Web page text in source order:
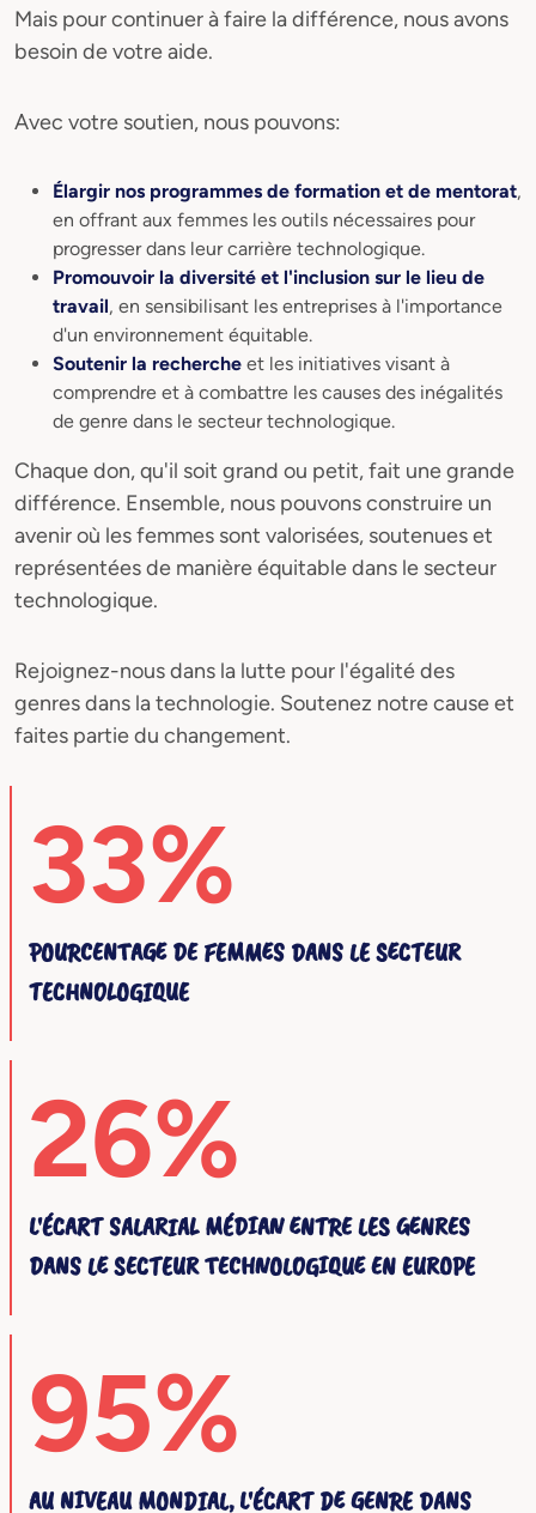
Mais pour continuer à faire la différence, nous avons
besoin de votre aide.
Avec votre soutien, nous pouvons:
Élargir nos programmes de formation et de mentorat,
en offrant aux femmes les outils nécessaires pour
progresser dans leur carrière technologique.
Promouvoir la diversité et l'inclusion sur le lieu de
travail, en sensibilisant les entreprises à l'importance
d'un environnement équitable.
Soutenir la recherche et les initiatives visant à
comprendre et à combattre les causes des inégalités
de genre dans le secteur technologique.
Chaque don, qu'il soit grand ou petit, fait une grande
différence. Ensemble, nous pouvons construire un
avenir où les femmes sont valorisées, soutenues et
représentées de manière équitable dans le secteur
technologique.
Rejoignez-nous dans la lutte pour l'égalité des
genres dans la technologie. Soutenez notre cause et
faites partie du changement.
33%
POURCENTAGE DE FEMMES DANS LE SECTEUR
TECHNOLOGIQUE
26%
L'ÉCART SALARIAL MÉDIAN ENTRE LES GENRES
DANS LE SECTEUR TECHNOLOGIQUE EN EUROPE
95%
AU NIVEAU MONDIAL, L'ÉCART DE GENRE DANS